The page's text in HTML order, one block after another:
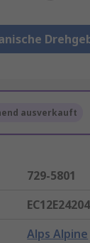
ausverkauft
729-5801
Alps Alpine